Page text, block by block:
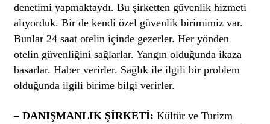
denetimi yapmaktaydı. Bu şirketten güvenlik hizmeti
alıyorduk. Bir de kendi özel güvenlik birimimiz var.
Bunlar 24 saat otelin içinde gezerler. Her yönden
otelin güvenliğini sağlarlar. Yangın olduğunda ikaza
basarlar. Haber verirler. Sağlık ile ilgili bir problem
olduğunda ilgili birime bilgi verirler.
– DANIŞMANLIK ŞİRKETİ: Kültür ve Turizm